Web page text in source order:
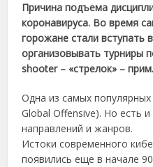
Причина подъема
коронавируса. Во время
горожане стали вступать
организовывать турниры
shooter – «стрелок» –
Одна из самых популярных
Global Offensive). Но есть
направлений и жанров.
Истоки современного
появились еще в начале